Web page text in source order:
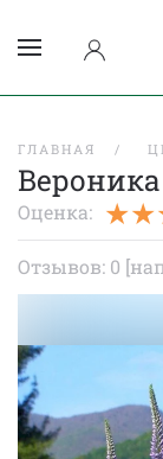
ГЛАВНАЯ
Оценка:
Отзывов: 0